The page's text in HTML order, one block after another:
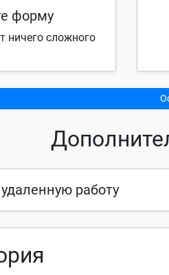
форму
ничего сложного
работу